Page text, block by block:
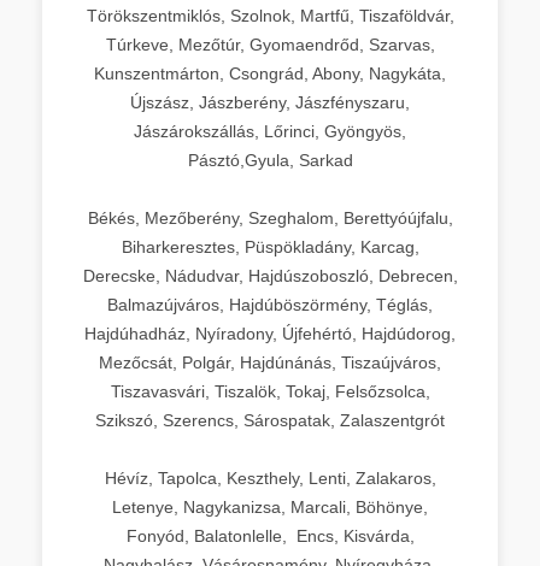
Törökszentmiklós, Szolnok, Martfű, Tiszaföldvár,
Túrkeve, Mezőtúr, Gyomaendrőd, Szarvas,
Kunszentmárton, Csongrád, Abony, Nagykáta,
Újszász, Jászberény, Jászfényszaru,
Jászárokszállás, Lőrinci, Gyöngyös,
Pásztó,Gyula, Sarkad
Békés, Mezőberény, Szeghalom, Berettyóújfalu,
Biharkeresztes, Püspökladány, Karcag,
Derecske, Nádudvar, Hajdúszoboszló, Debrecen,
Balmazújváros, Hajdúböszörmény, Téglás,
Hajdúhadház, Nyíradony, Újfehértó, Hajdúdorog,
Mezőcsát, Polgár, Hajdúnánás, Tiszaújváros,
Tiszavasvári, Tiszalök, Tokaj, Felsőzsolca,
Szikszó, Szerencs, Sárospatak, Zalaszentgrót
Hévíz, Tapolca, Keszthely, Lenti, Zalakaros,
Letenye, Nagykanizsa, Marcali, Böhönye,
Fonyód, Balatonlelle, Encs, Kisvárda,